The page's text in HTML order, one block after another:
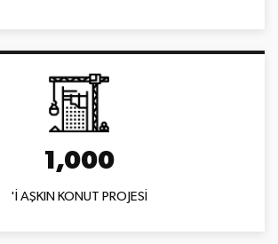
1,000
'İ AŞKIN KONUT PROJESİ